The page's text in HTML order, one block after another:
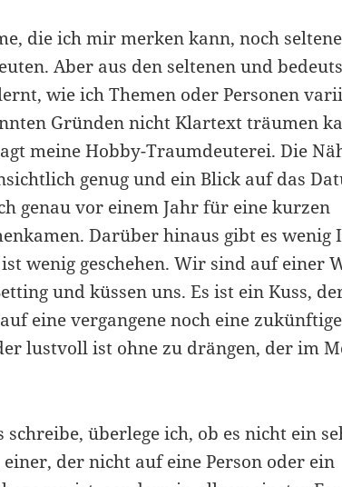
die ich mir merken kann, noch
Aber aus den seltenen und
wie ich Themen oder Personen
Gründen nicht Klartext träumen
meine Hobby-Traumdeuterei. Die
genug und ein Blick auf das
genau vor einem Jahr für eine kurzen
Darüber hinaus gibt es wenig
wenig geschehen. Wir sind auf einer
und küssen uns. Es ist ein Kuss,
eine vergangene noch eine zukünftige
lustvoll ist ohne zu drängen, der im
überlege ich, ob es nicht ein
der nicht auf eine Person oder ein